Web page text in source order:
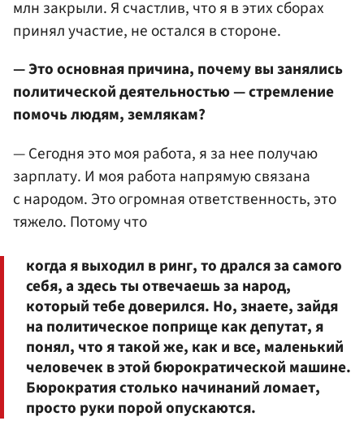
млн закрыли. Я счастлив, что я в этих сборах
принял участие, не остался в стороне.
— Это основная причина, почему вы занялись
политической деятельностью — стремление
помочь людям, землякам?
— Сегодня это моя работа, я за нее получаю
зарплату. И моя работа напрямую связана
с народом. Это огромная ответственность, это
тяжело. Потому что
когда я выходил в ринг, то дрался за самого
себя, а здесь ты отвечаешь за народ,
который тебе доверился. Но, знаете, зайдя
на политическое поприще как депутат, я
понял, что я такой же, как и все, маленький
человечек в этой бюрократической машине.
Бюрократия столько начинаний ломает,
просто руки порой опускаются.